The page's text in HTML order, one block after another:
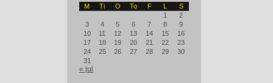
M
Ti O To F L
S
1
2
3
4 5 6 7 8
9
10
11 12 13 14 15
16
17
18 19 20 21 22
23
24
25 26 27 28 29
30
31
« jul